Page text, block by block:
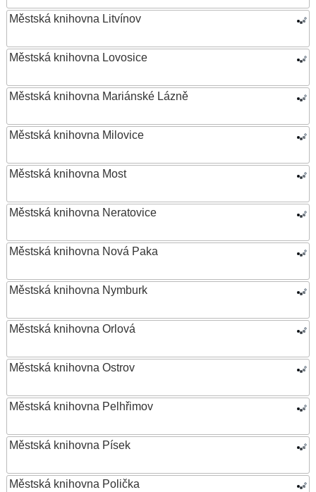
Městská knihovna Litvínov
Městská knihovna Lovosice
Městská knihovna Mariánské Lázně
Městská knihovna Milovice
Městská knihovna Most
Městská knihovna Neratovice
Městská knihovna Nová Paka
Městská knihovna Nymburk
Městská knihovna Orlová
Městská knihovna Ostrov
Městská knihovna Pelhřimov
Městská knihovna Písek
Městská knihovna Polička